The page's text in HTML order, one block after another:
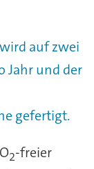
auf zwei
Jahr und der
gefertigt.
2-freier